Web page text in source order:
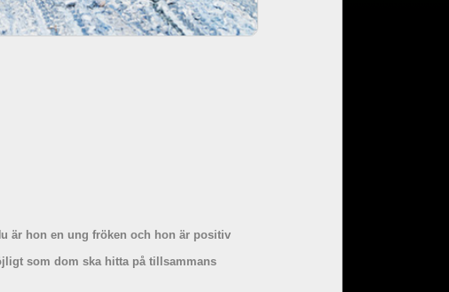
är hon en ung fröken och hon är positiv
som dom ska hitta på tillsammans